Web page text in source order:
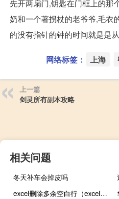
先开两扇门,钥匙在门框上的那
奶和一个著拐杖的老爷爷,毛衣
的没有指针的钟的时间就是是
网络标签： 上海
上一篇
剑灵所有副本攻略
相关问题
冬天补车会掉皮吗
excel删除多余空白行（excel删除空白行）